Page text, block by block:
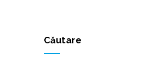
Căutare